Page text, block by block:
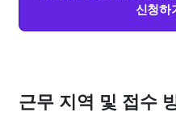
신청하
근무 지역 및 접수